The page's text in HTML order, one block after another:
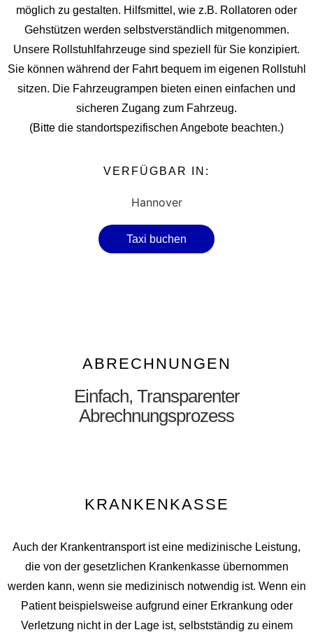
möglich zu gestalten. Hilfsmittel, wie z.B. Rollatoren oder
Gehstützen werden selbstverständlich mitgenommen.
Unsere Rollstuhlfahrzeuge sind speziell für Sie konzipiert.
Sie können während der Fahrt bequem im eigenen Rollstuhl
sitzen. Die Fahrzeugrampen bieten einen einfachen und
sicheren Zugang zum Fahrzeug.
(Bitte die standortspezifischen Angebote beachten.)
VERFÜGBAR IN:
Hannover
Taxi buchen
ABRECHNUNGEN
Einfach, Transparenter
Abrechnungsprozess
KRANKENKASSE
Auch der Krankentransport ist eine medizinische Leistung,
die von der gesetzlichen Krankenkasse übernommen
werden kann, wenn sie medizinisch notwendig ist. Wenn ein
Patient beispielsweise aufgrund einer Erkrankung oder
Verletzung nicht in der Lage ist, selbstständig zu einem